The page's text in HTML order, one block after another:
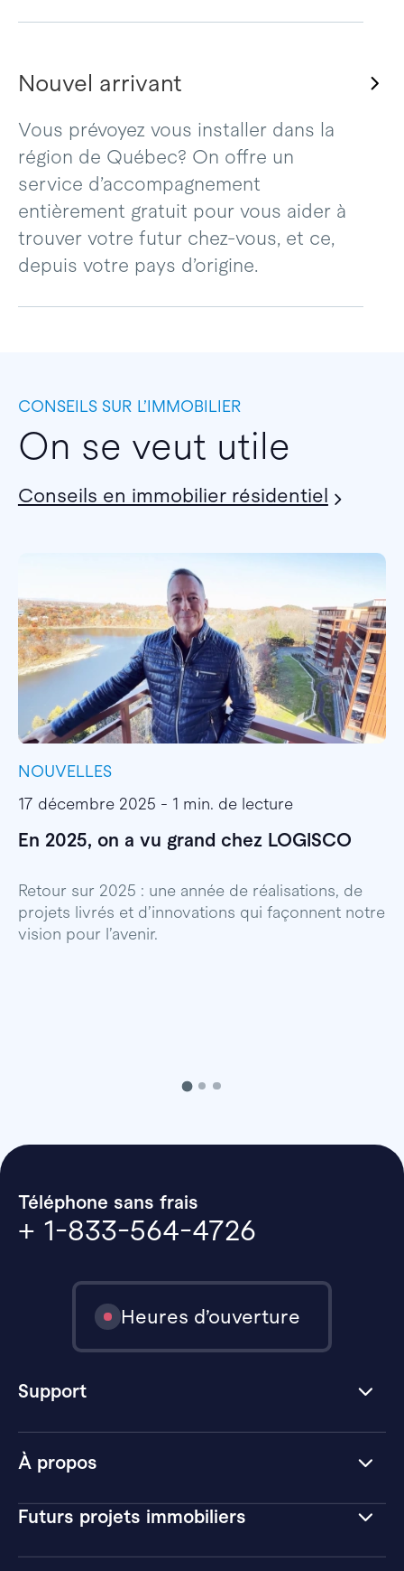
Nouvel arrivant
Vous prévoyez vous installer dans la
région de Québec? On offre un
service d’accompagnement
entièrement gratuit pour vous aider à
trouver votre futur chez-vous, et ce,
depuis votre pays d’origine.
CONSEILS SUR L’IMMOBILIER
On se veut utile
Conseils en immobilier résidentiel
NOUVELLES
17 décembre 2025 - 1 min. de lecture
En 2025, on a vu grand chez LOGISCO
Retour sur 2025 : une année de réalisations, de
projets livrés et d’innovations qui façonnent notre
vision pour l’avenir.
À propos
Futurs projets immobiliers
Téléphone sans frais
+ 1-833-564-4726
Heures d’ouverture
Support